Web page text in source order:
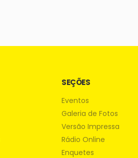
SEÇÕES
Eventos
Galeria de Fotos
Versão Impressa
Rádio Online
Enquetes